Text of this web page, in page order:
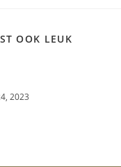
OOK LEUK
2023